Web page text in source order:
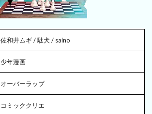
佐和井ムギ / 駄犬 / saino
少年漫画
オーバーラップ
コミッククリエ